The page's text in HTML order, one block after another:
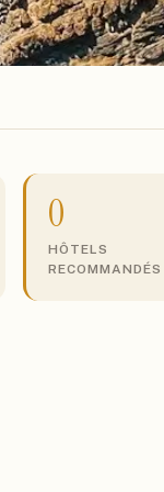
0
HÔTELS
RECOMMANDÉS